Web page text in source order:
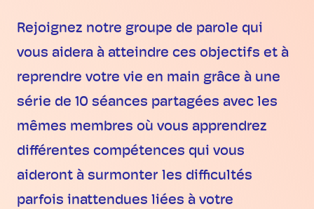
Rejoignez notre groupe de parole qui
vous aidera à atteindre ces objectifs et à
reprendre votre vie en main grâce à une
série de 10 séances partagées avec les
mêmes membres où vous apprendrez
différentes compétences qui vous
aideront à surmonter les difficultés
parfois inattendues liées à votre